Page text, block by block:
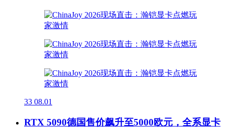
33 08.01
RTX 5090德国售价飙升至5000欧元，全系显卡